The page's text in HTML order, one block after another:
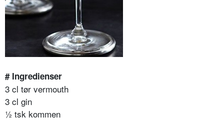
# Ingredienser
3 cl tør vermouth
3 cl gin
½ tsk kommen